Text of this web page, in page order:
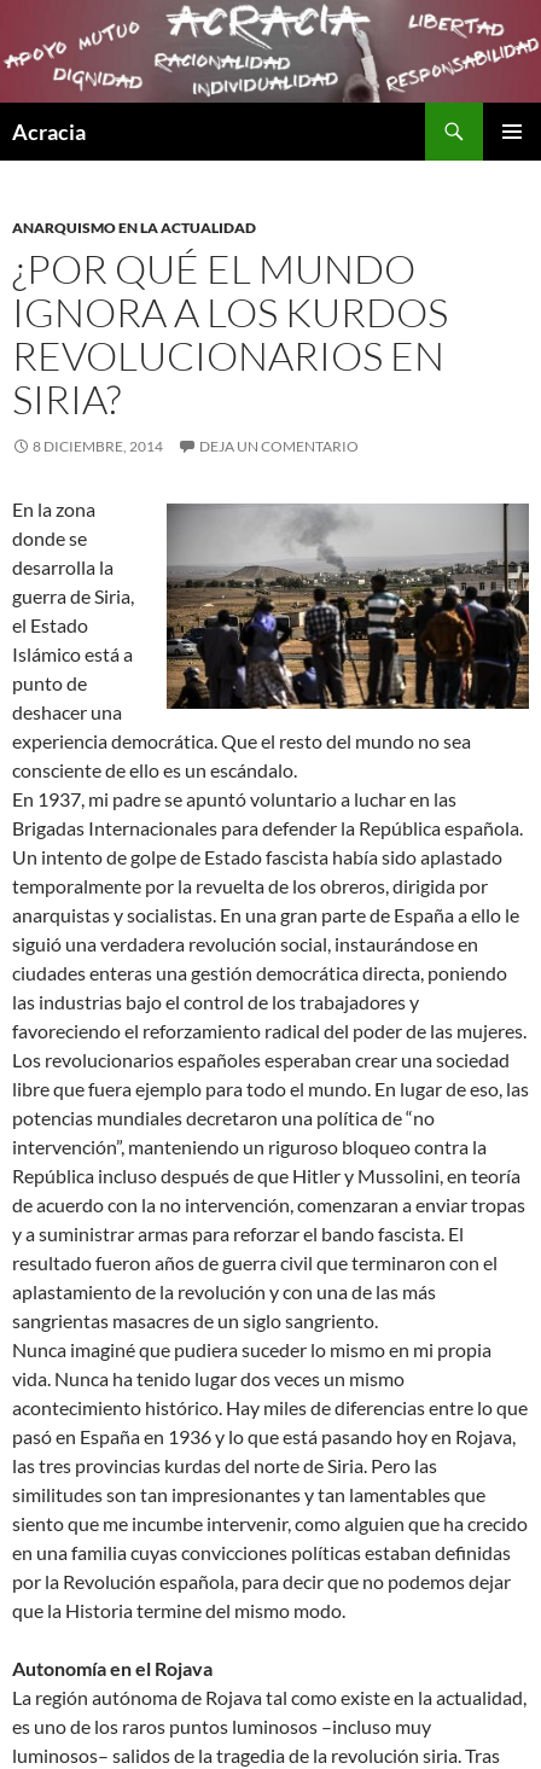
Acracia
ANARQUISMO EN LA ACTUALIDAD
¿POR QUÉ EL MUNDO
IGNORA A LOS KURDOS
REVOLUCIONARIOS EN
SIRIA?
8 DICIEMBRE, 2014 DEJA UN COMENTARIO
En la zona
donde se
desarrolla la
guerra de Siria,
el Estado
Islámico está a
punto de
deshacer una
experiencia democrática. Que el resto del mundo no sea
consciente de ello es un escándalo.
En 1937, mi padre se apuntó voluntario a luchar en las
Brigadas Internacionales para defender la República española.
Un intento de golpe de Estado fascista había sido aplastado
temporalmente por la revuelta de los obreros, dirigida por
anarquistas y socialistas. En una gran parte de España a ello le
siguió una verdadera revolución social, instaurándose en
ciudades enteras una gestión democrática directa, poniendo
las industrias bajo el control de los trabajadores y
favoreciendo el reforzamiento radical del poder de las mujeres.
Los revolucionarios españoles esperaban crear una sociedad
libre que fuera ejemplo para todo el mundo. En lugar de eso, las
potencias mundiales decretaron una política de “no
intervención”, manteniendo un riguroso bloqueo contra la
República incluso después de que Hitler y Mussolini, en teoría
de acuerdo con la no intervención, comenzaran a enviar tropas
y a suministrar armas para reforzar el bando fascista. El
resultado fueron años de guerra civil que terminaron con el
aplastamiento de la revolución y con una de las más
sangrientas masacres de un siglo sangriento.
Nunca imaginé que pudiera suceder lo mismo en mi propia
vida. Nunca ha tenido lugar dos veces un mismo
acontecimiento histórico. Hay miles de diferencias entre lo que
pasó en España en 1936 y lo que está pasando hoy en Rojava,
las tres provincias kurdas del norte de Siria. Pero las
similitudes son tan impresionantes y tan lamentables que
siento que me incumbe intervenir, como alguien que ha crecido
en una familia cuyas convicciones políticas estaban definidas
por la Revolución española, para decir que no podemos dejar
que la Historia termine del mismo modo.
Autonomía en el Rojava
La región autónoma de Rojava tal como existe en la actualidad,
es uno de los raros puntos luminosos –incluso muy
luminosos– salidos de la tragedia de la revolución siria. Tras